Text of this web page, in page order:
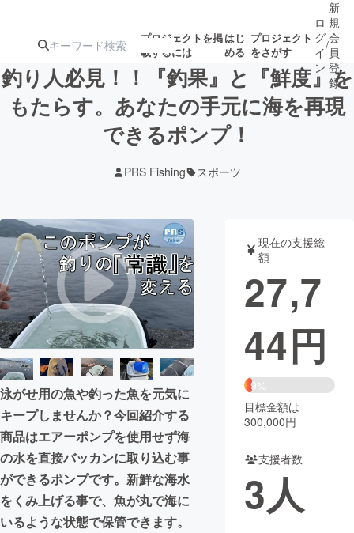
プロジェクトを掲
載するには
はじ
める
プロジェクト
をさがす
注目のリ 注目の新着プロ
ジェクト
募集終了が近いプ
テクノロジー・ガジェット
映像・映画 書籍・雑誌
ビジネス・起業 チャレンジ
まちづくり・地域活性化
CAMPFIRE for Social Good
CAMPFIRE Creation
CAMPFIREふるさと納税machi-ya コミュニティ
ロ
グ
イ
ン
/
新
規
会
員
登
録
釣り人必見！！『釣果』と『鮮度』を
もたらす。あなたの手元に海を再現
できるポンプ！
PRS Fishing スポーツ
泳がせ用の魚や釣った魚を元気に
キープしませんか？今回紹介する
商品はエアーポンプを使用せず海
の水を直接バッカンに取り込む事
ができるポンプです。新鮮な海水
をくみ上げる事で、魚が丸で海に
いるような状態で保管できます。
現在の支援総
額
27,7
44円
9%
目標金額は
300,000円
支援者数
3人